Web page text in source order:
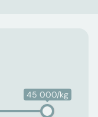
45 000/kg